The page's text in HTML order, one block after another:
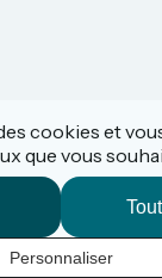
et France Vélo
cookies et
que vous
Personnaliser